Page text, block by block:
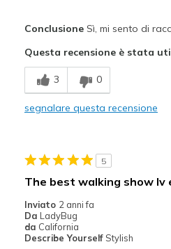
Comfortable
Durable
Going Out
Width
Sizing
View On Shoes
Shoes are
ConclusioneSì, mi sento di
Questa recensione è stata
3 0
segnalare questa recensione
5
The best walking show Iv
Inviato 2 anni fa
Da LadyBug
da California
Describe Yourself Stylish